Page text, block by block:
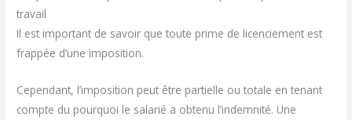
travail
Il est important de savoir que toute prime de licenciement est
frappée d’une imposition.
Cependant, l’imposition peut être partielle ou totale en tenant
compte du pourquoi le salarié a obtenu l’indemnité. Une